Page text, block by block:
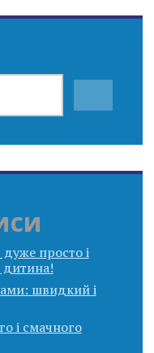
дуже просто і
дитина!
швидкий і
і смачного